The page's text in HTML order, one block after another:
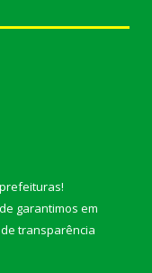
!
garantimos em
transparência